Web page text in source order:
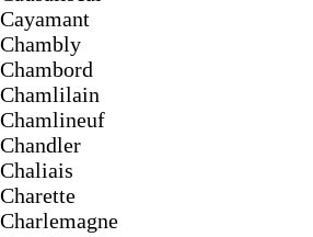
Cayamant
Chambly
Chambord
Chamlilain
Chamlineuf
Chandler
Chaliais
Charette
Charlemagne